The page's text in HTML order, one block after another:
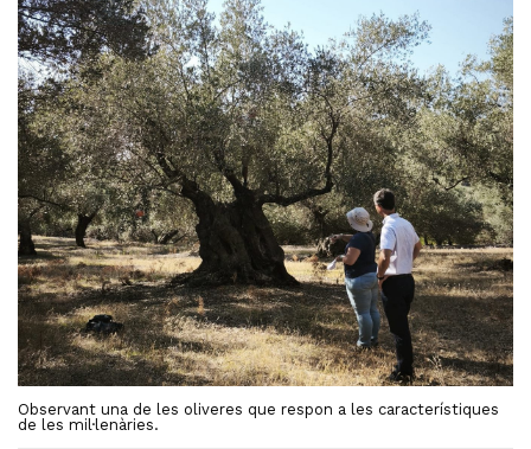
Observant una de les oliveres que respon a les característiques
de les mil·lenàries.